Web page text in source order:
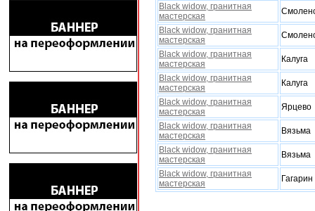
Black widow, гранитная
мастерская
Black widow, гранитная
мастерская
Black widow, гранитная
мастерская
Калуга
Black widow, гранитная
мастерская
Калуга
Black widow, гранитная
мастерская
Ярцево
Black widow, гранитная
мастерская
Вязьма
Black widow, гранитная
мастерская
Вязьма
Black widow, гранитная
мастерская
Гагарин